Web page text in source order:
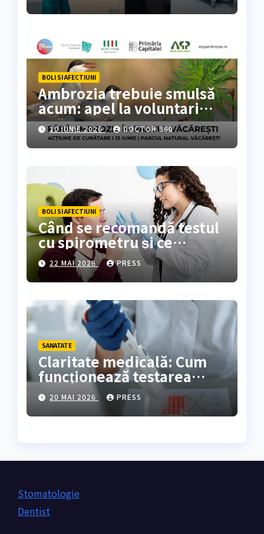
BOLI SI AFECTIUNI
Ambrozia trebuie smulsă
acum: apel la voluntari
pentru acțiune de curățare
în Parcul Natural
Văcărești
10 IUNIE 2026 DOCTOR 360
BOLI SI AFECTIUNI
Când se recomandă testul
cu spirometru și ce
rezultate oferă?
22 MAI 2026 PRESS
SANATATE
Claritate medicală: Cum
funcționează testarea
genetică și cine are
nevoie de ea?
20 MAI 2026 PRESS
Stomatologie
Dentist